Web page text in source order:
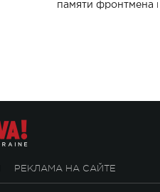
памяти фронтмена
РЕКЛАМА НА САЙТЕ